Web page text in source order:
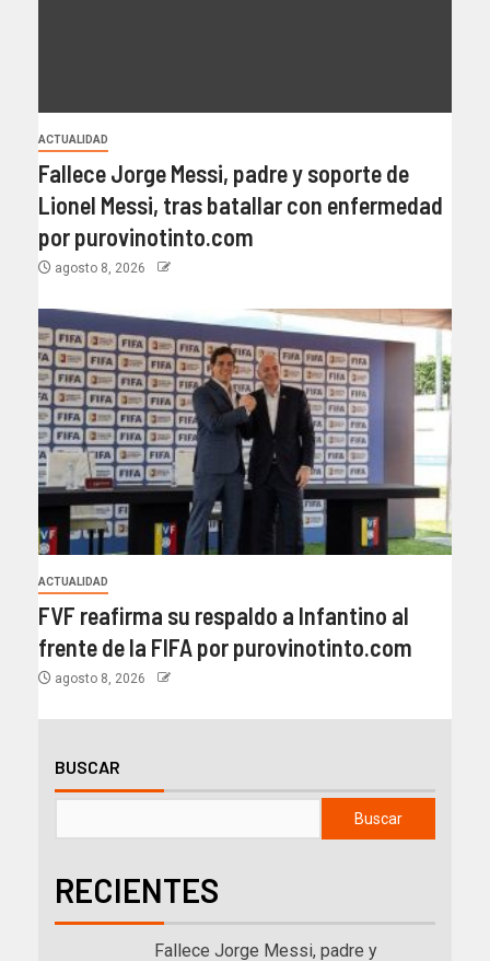
ACTUALIDAD
Fallece Jorge Messi, padre y soporte de
Lionel Messi, tras batallar con enfermedad
por purovinotinto.com
agosto 8, 2026
ACTUALIDAD
FVF reafirma su respaldo a Infantino al
frente de la FIFA por purovinotinto.com
agosto 8, 2026
BUSCAR
Buscar
RECIENTES
Fallece Jorge Messi, padre y